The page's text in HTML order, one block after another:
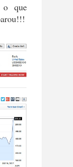
o que